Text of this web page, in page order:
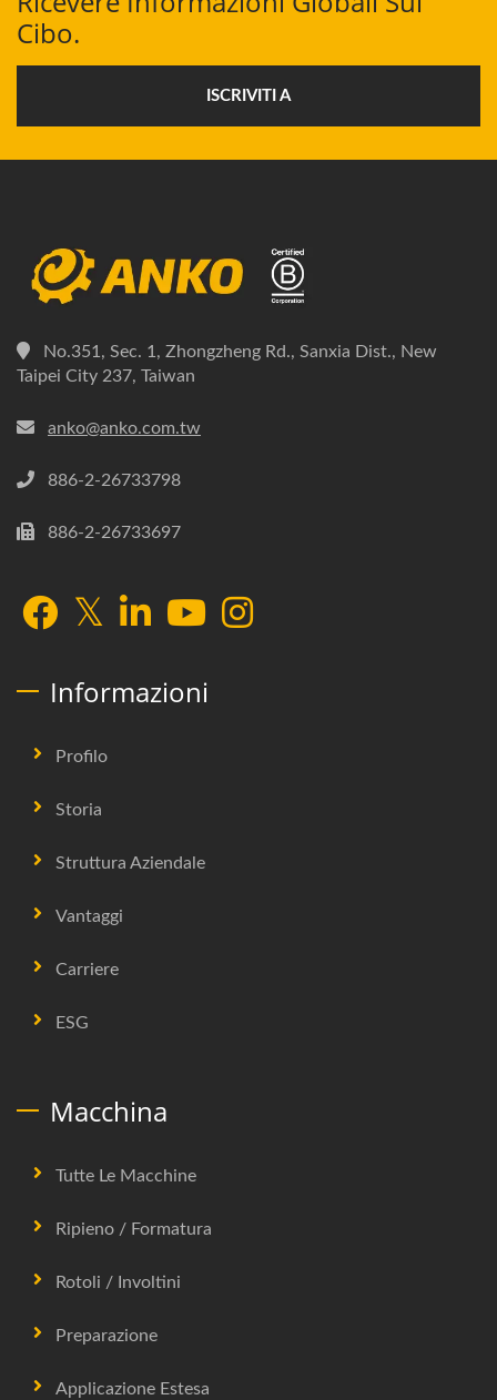
Cibo.
ISCRIVITI A
No.351, Sec. 1, Zhongzheng Rd., Sanxia Dist., New
Taipei City 237, Taiwan
anko@anko.com.tw
886-2-26733798
886-2-26733697
Informazioni
Profilo
Storia
Struttura Aziendale
Vantaggi
Carriere
ESG
Macchina
Tutte Le Macchine
Ripieno / Formatura
Rotoli / Involtini
Preparazione
Applicazione Estesa